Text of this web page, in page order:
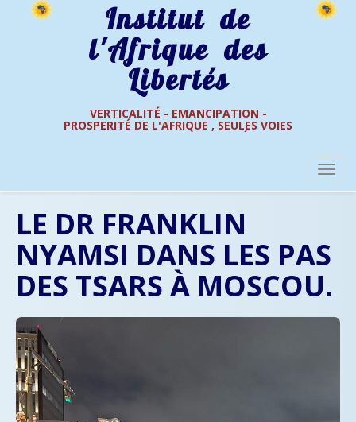
Institut de
l'Afrique des
Libertés
VERTICALITÉ - EMANCIPATION -
PROSPERITÉ DE L'AFRIQUE , SEULES VOIES
DE L'AFRIQUE DES LIBERTÉS
LE DR FRANKLIN
NYAMSI DANS LES PAS
DES TSARS À MOSCOU.